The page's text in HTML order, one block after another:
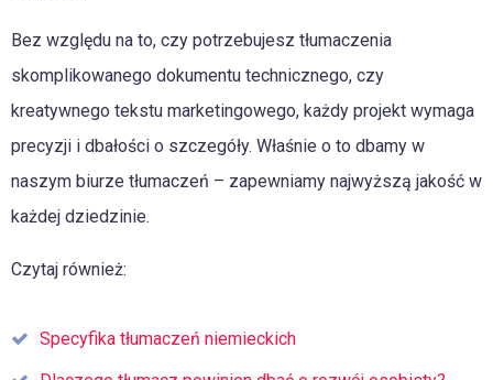
Bez względu na to, czy potrzebujesz tłumaczenia
skomplikowanego dokumentu technicznego, czy
kreatywnego tekstu marketingowego, każdy projekt wymaga
precyzji i dbałości o szczegóły. Właśnie o to dbamy w
naszym biurze tłumaczeń – zapewniamy najwyższą jakość w
każdej dziedzinie.
Czytaj również:
Specyfika tłumaczeń niemieckich